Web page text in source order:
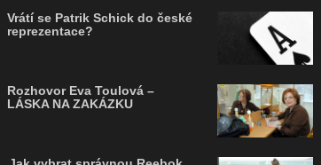
Vrátí se Patrik Schick do české
reprezentace?
Rozhovor Eva Toulová –
LÁSKA NA ZAKÁZKU